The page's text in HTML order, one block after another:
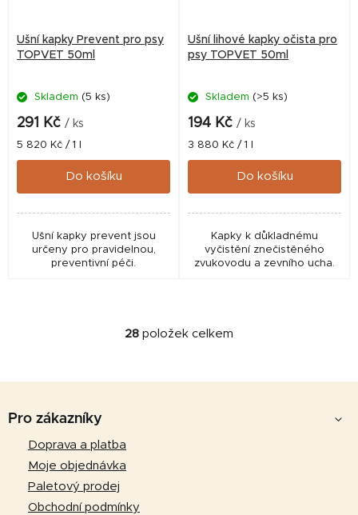
Ušní kapky Prevent pro psy
TOPVET 50ml
Skladem (5 ks)
291 Kč / ks
Měrná
cena:
5 820 Kč / 1 l
Do košíku
Ušní kapky prevent jsou
určeny pro pravidelnou,
preventivní péči.
Ušní lihové kapky očista pro
psy TOPVET 50ml
Skladem (>5 ks)
194 Kč / ks
Měrná
cena:
3 880 Kč / 1 l
Do košíku
Kapky k důkladnému
vyčistění znečistěného
zvukovodu a zevního ucha.
O
28 položek celkem
Pro zákazníky
Doprava a platba
Moje objednávka
Paletový prodej
Obchodní podmínky